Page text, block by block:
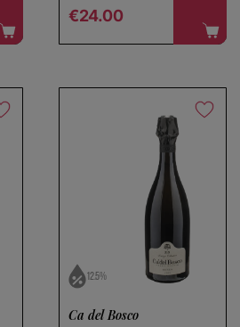
Regular price
€24.00
12.5%
Ca del Bosco